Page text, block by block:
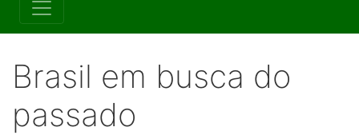
Brasil em busca do
passado